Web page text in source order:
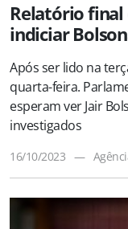
Relatório final
indiciar
Após ser lido na
quarta-feira.
esperam ver Jair
investigados
16/10/2023 —